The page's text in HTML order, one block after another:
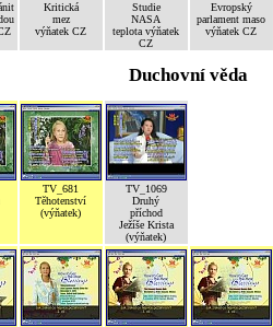
Kritická
mez
výňatek CZ
Studie
NASA
teplota výňatek
CZ
Evropský
parlament maso
výňatek CZ
Duchovní věda
TV_681
Těhotenství
(výňatek)
TV_1069
Druhý
příchod
Ježíše Krista
(výňatek)